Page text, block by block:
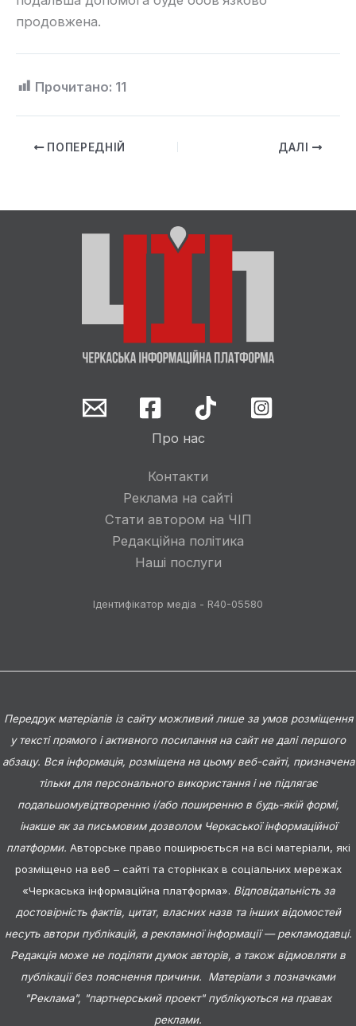
продовжена.
Прочитано: 11
ПОПЕРЕДНІЙ ДАЛІ
Про нас
Контакти
Реклама на сайті
Стати автором на ЧІП
Редакційна політика
Наші послуги
Ідентифікатор медіа - R40-05580
Передрук матеріалів із сайту можливий лише за умов розміщення
у тексті прямого і активного посилання на сайт не далі першого
абзацу. Вся інформація, розміщена на цьому веб-сайті, призначена
тільки для персонального використання і не підлягає
подальшомувідтворенню і/або поширенню в будь-якій формі,
інакше як за письмовим дозволом Черкаської інформаційної
платформи. Авторське право поширюється на всі матеріали, які
розміщено на веб – сайті та сторінках в соціальних мережах
«Черкаська інформаційна платформа». Відповідальність за
достовірність фактів, цитат, власних назв та інших відомостей
несуть автори публікацій, а рекламної інформації — рекламодавці.
Редакція може не поділяти думок авторів, а також відмовляти в
публікації без пояснення причини. Матеріали з позначками
"Реклама", "партнерський проект" публікуються на правах
реклами.